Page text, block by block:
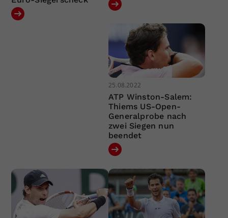
25.08.2022
ATP Winston-Salem:
Thiems US-Open-
Generalprobe nach
zwei Siegen nun
beendet